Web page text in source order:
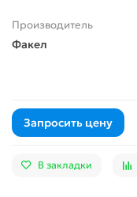
Производитель
Факел
Запросить цену
В закладки